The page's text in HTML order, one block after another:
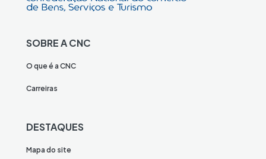
SOBRE A CNC
O que é a CNC
Carreiras
DESTAQUES
Mapa do site